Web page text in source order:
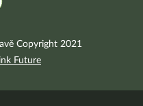
Copyright 2021
Future